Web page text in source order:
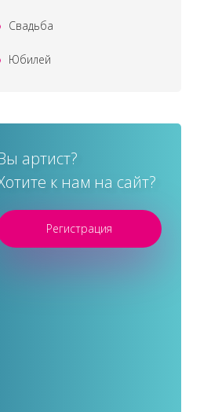
Свадьба
Юбилей
артист?
к нам на сайт?
Регистрация